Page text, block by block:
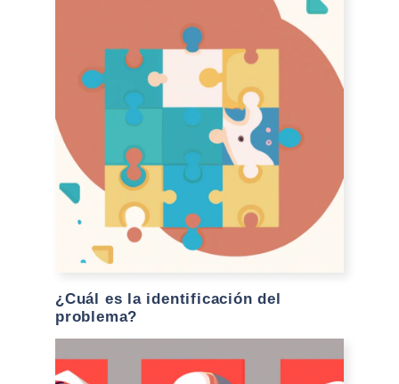
¿Cuál es la identificación del
problema?